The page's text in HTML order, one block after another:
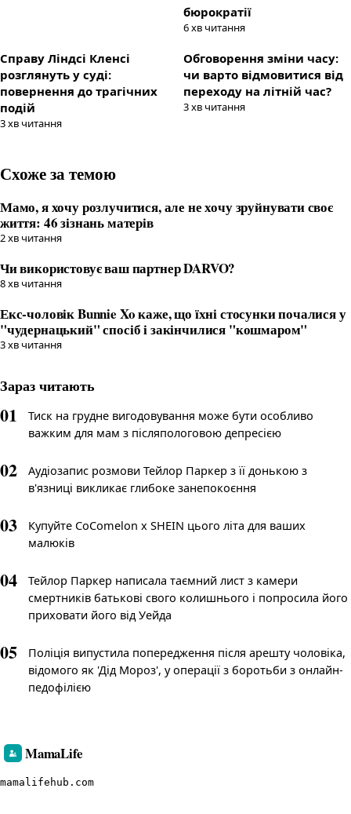
бюрократії
6хв читання
Справу Ліндсі Кленсі
розглянуть у суді:
повернення до трагічних
подій
3хв читання
Обговорення зміни часу:
чи варто відмовитися від
переходу на літній час?
3хв читання
Схоже за темою
Мамо, я хочу розлучитися, але не хочу зруйнувати своє
життя: 46 зізнань матерів
2хв читання
Чи використовує ваш партнер DARVO?
8хв читання
Екс-чоловік Bunnie Xo каже, що їхні стосунки почалися у
"чудернацький" спосіб і закінчилися "кошмаром"
3хв читання
Зараз читають
01
Тиск на грудне вигодовування може бути особливо
важким для мам з післяпологовою депресією
02
Аудіозапис розмови Тейлор Паркер з її донькою з
в'язниці викликає глибоке занепокоєння
03
Купуйте CoComelon x SHEIN цього літа для ваших
малюків
04
Тейлор Паркер написала таємний лист з камери
смертників батькові свого колишнього і попросила його
приховати його від Уейда
05
Поліція випустила попередження після арешту чоловіка,
відомого як 'Дід Мороз', у операції з боротьби з онлайн-
педофілією
MamaLife
mamalifehub.com